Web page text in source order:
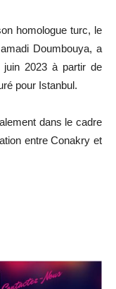
homologue turc, le
Doumbouya, a
2023 à partir de
pour Istanbul.
dans le cadre
entre Conakry et